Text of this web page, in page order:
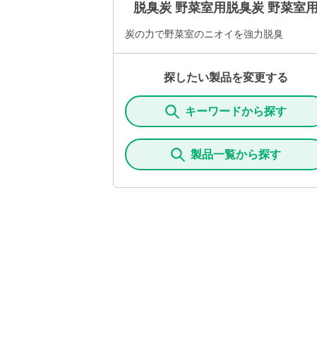
脱臭炭 野菜室用脱臭炭 野菜室用
炭の力で野菜室のニオイを強力脱臭
探したい製品を変更する
キーワードから探す
製品一覧から探す